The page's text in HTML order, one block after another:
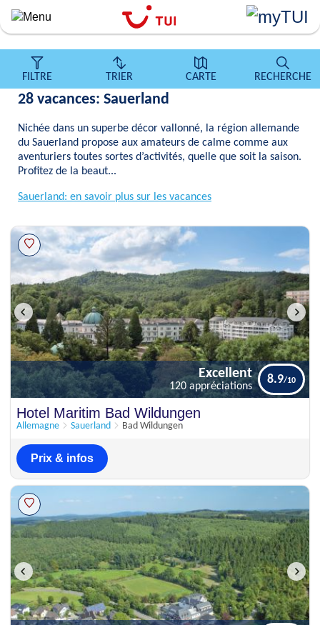
Aller
contenu
principal
FILTRE TRIER CARTE RECHERCHE
28 vacances: Sauerland
Nichée dans un superbe décor vallonné, la région allemande
du Sauerland propose aux amateurs de calme comme aux
aventuriers toutes sortes d’activités, quelle que soit la saison.
Profitez de la beaut...
Sauerland: en savoir plus sur les vacances
Excellent
120 appréciations
Hotel Maritim Bad Wildungen
Allemagne Sauerland Bad Wildungen
Excellent
120 appréciations
8.9
Prix & infos